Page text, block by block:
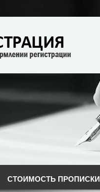
СТОИМОСТЬ ПРОПИСКИ